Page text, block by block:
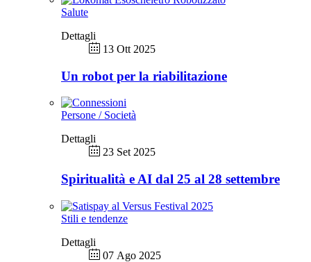
Salute
Dettagli
13 Ott 2025
Un robot per la riabilitazione
Persone / Società
Dettagli
23 Set 2025
Spiritualità e AI dal 25 al 28 settembre
Stili e tendenze
Dettagli
07 Ago 2025